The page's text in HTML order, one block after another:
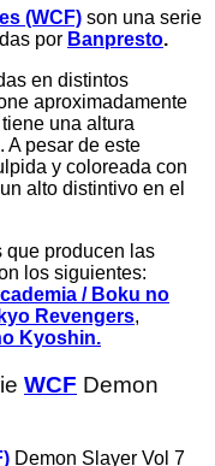
(WCF) son una serie
por Banpresto.
en distintos
aproximadamente
una altura
A pesar de este
y coloreada con
alto distintivo en el
que producen las
los siguientes:
/ Boku no
Revengers,
Kyoshin.
WCF Demon
Demon Slayer Vol 7